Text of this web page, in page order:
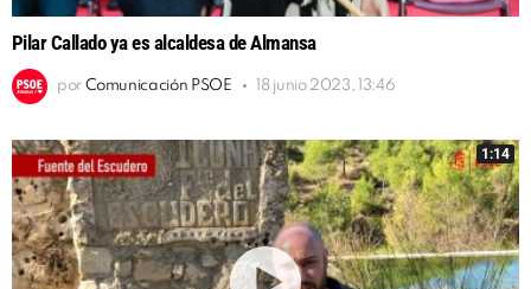
Pilar Callado ya es alcaldesa de Almansa
por Comunicación PSOE 18 junio 2023, 13:46
1:14